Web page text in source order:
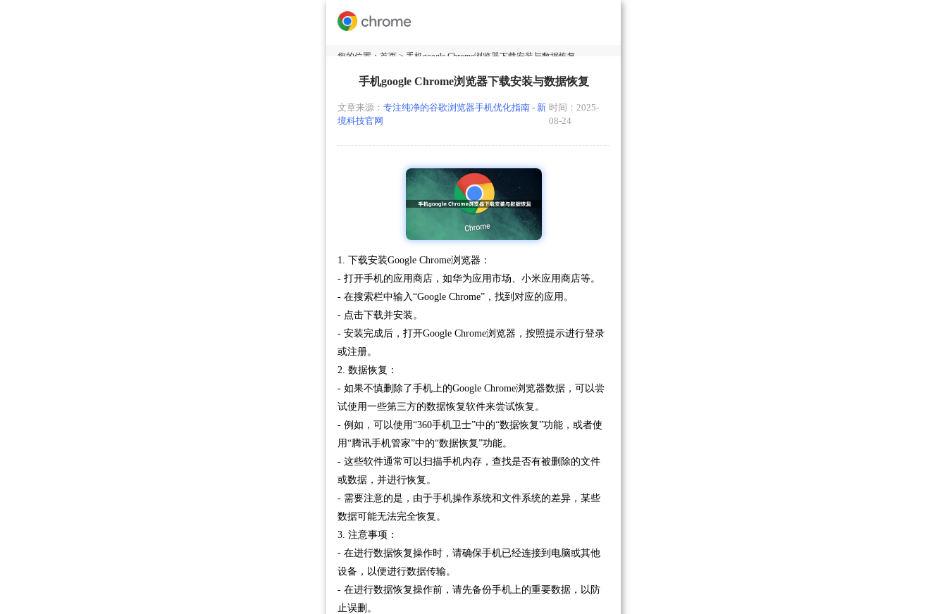
您的位置： 首页 > 手机google Chrome浏览器下载安装与数据恢复
手机google Chrome浏览器下载安装与数据恢复
文章来源： 专注纯净的谷歌浏览器手机优化指南 - 新
境科技官网
时间：2025-
08-24
1. 下载安装Google Chrome浏览器：
- 打开手机的应用商店，如华为应用市场、小米应用商店等。
- 在搜索栏中输入“Google Chrome”，找到对应的应用。
- 点击下载并安装。
- 安装完成后，打开Google Chrome浏览器，按照提示进行登录
或注册。
2. 数据恢复：
- 如果不慎删除了手机上的Google Chrome浏览器数据，可以尝
试使用一些第三方的数据恢复软件来尝试恢复。
- 例如，可以使用“360手机卫士”中的“数据恢复”功能，或者使
用“腾讯手机管家”中的“数据恢复”功能。
- 这些软件通常可以扫描手机内存，查找是否有被删除的文件
或数据，并进行恢复。
- 需要注意的是，由于手机操作系统和文件系统的差异，某些
数据可能无法完全恢复。
3. 注意事项：
- 在进行数据恢复操作时，请确保手机已经连接到电脑或其他
设备，以便进行数据传输。
- 在进行数据恢复操作前，请先备份手机上的重要数据，以防
止误删。